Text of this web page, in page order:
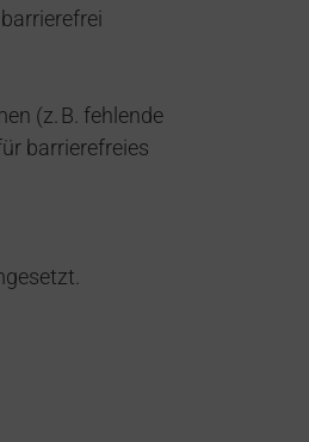
(z. B. fehlende
barrierefreies